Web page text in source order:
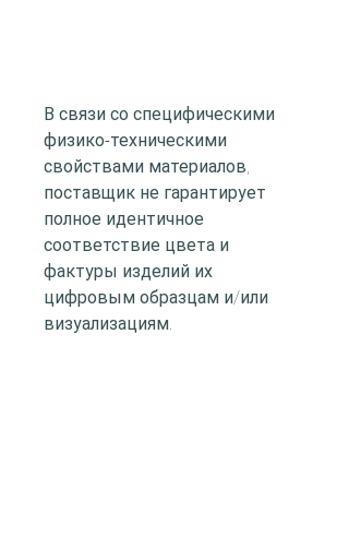
В связи со специфическими
физико-техническими
свойствами материалов,
поставщик не гарантирует
полное идентичное
соответствие цвета и
фактуры изделий их
цифровым образцам и/или
визуализациям.